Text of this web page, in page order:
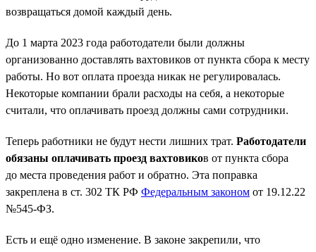
возвращаться домой каждый день.
До 1 марта 2023 года работодатели были должны
организованно доставлять вахтовиков от пункта сбора к месту
работы. Но вот оплата проезда никак не регулировалась.
Некоторые компании брали расходы на себя, а некоторые
считали, что оплачивать проезд должны сами сотрудники.
Теперь работники не будут нести лишних трат. Работодатели
обязаны оплачивать проезд вахтовиков от пункта сбора
до места проведения работ и обратно. Эта поправка
закреплена в ст. 302 ТК РФ Федеральным законом от 19.12.22
№545-ФЗ.
Есть и ещё одно изменение. В законе закрепили, что